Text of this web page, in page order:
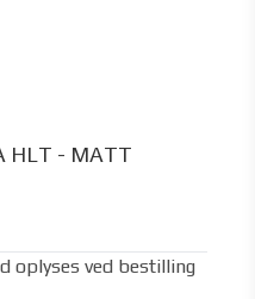
HLT - MATT
oplyses ved bestilling